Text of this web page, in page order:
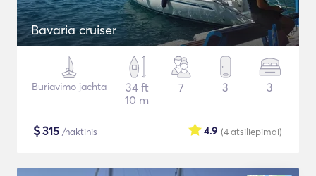
Bavaria cruiser
Buriavimo jachta
34 ft
10 m
7 3 3
$315 /naktinis (4atsiliepimai)
4.9